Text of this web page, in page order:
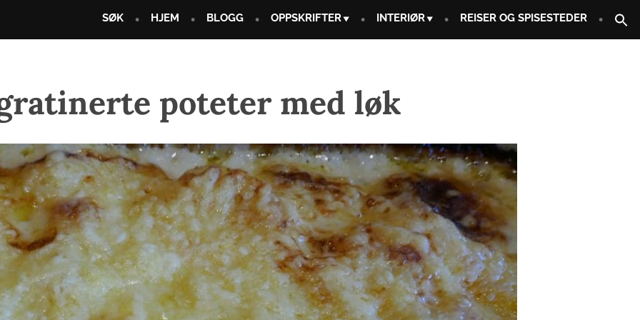
SØK HJEM BLOGG OPPSKRIFTER INTERIØR REISER OG SPISESTEDER
poteter med løk